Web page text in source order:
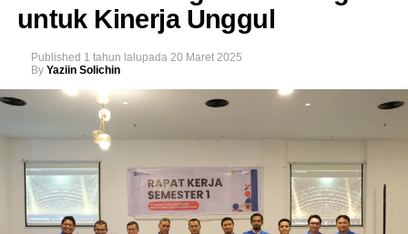
untuk Kinerja Unggul
Published 1 tahun lalupada 20 Maret 2025
By Yaziin Solichin